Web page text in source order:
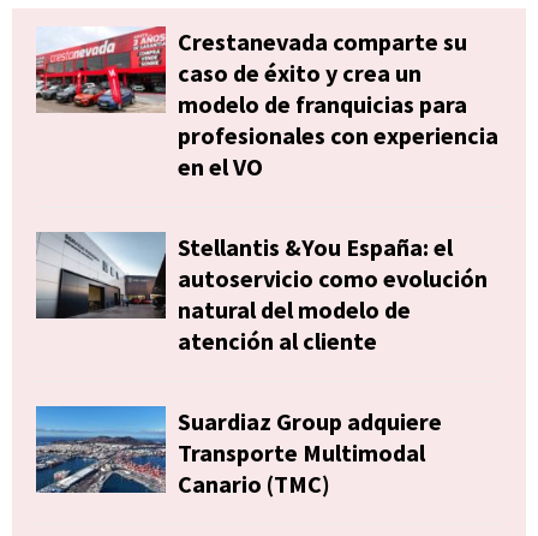
Crestanevada comparte su
caso de éxito y crea un
modelo de franquicias para
profesionales con experiencia
en el VO
Stellantis &You España: el
autoservicio como evolución
natural del modelo de
atención al cliente
Suardiaz Group adquiere
Transporte Multimodal
Canario (TMC)